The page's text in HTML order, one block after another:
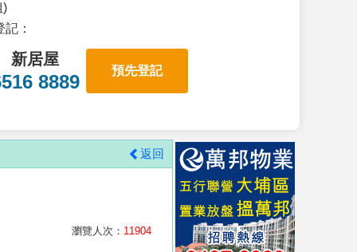
)
：
新居屋
8889
預先登記
返回
瀏覽人次： 11904